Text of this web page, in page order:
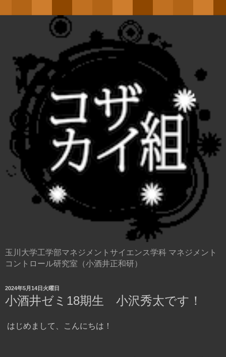
玉川大学工学部マネジメントサイエンス学科 マネジメント
コントロール研究室（小酒井正和研）
2024年5月14日火曜日
小酒井ゼミ18期生 小沢秀太です！
はじめまして、こんにちは！